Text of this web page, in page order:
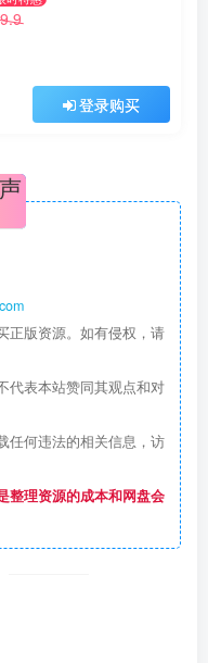
登录购买
正版资源。如有侵权，请
代表本站赞同其观点和对
任何违法的相关信息，访
整理资源的成本和网盘会